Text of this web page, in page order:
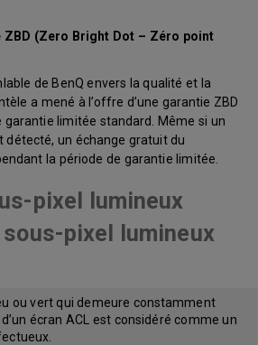
(Zero Bright Dot – Zéro point
de BenQ envers la qualité et la
a mené à l’offre d’une garantie ZBD
garantie limitée standard. Même si un
détecté, un échange gratuit du
la période de garantie limitée.
pixel lumineux
pixel lumineux
ou vert qui demeure constamment
écran ACL est considéré comme un